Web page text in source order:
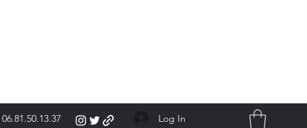
06.81.50.13.37 Log In